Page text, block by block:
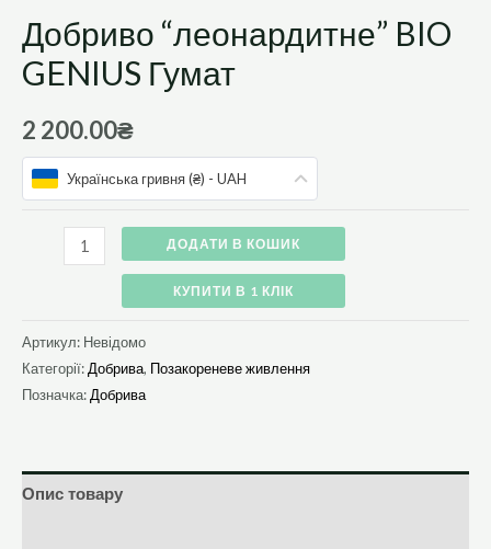
Добриво “леонардитне” BIO
GENIUS Гумат
2 200.00₴
Українська гривня (₴) - UAH
ДОДАТИ В КОШИК
КУПИТИ В 1 КЛІК
Артикул: Невідомо
Категорії: Добрива, Позакореневе живлення
Позначка: Добрива
Опис товару